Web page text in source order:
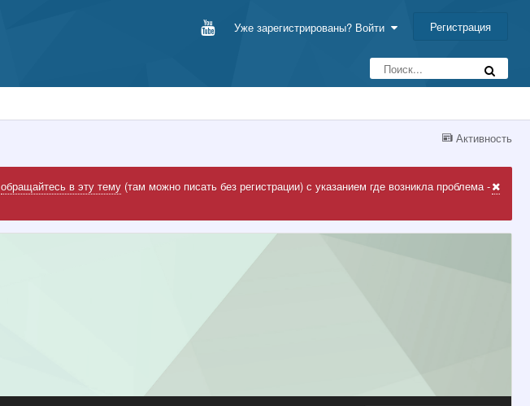
Уже зарегистрированы? Войти Регистрация
Активность
обращайтесь в эту тему(там можно писать без регистрации) с указанием где возникла проблема -